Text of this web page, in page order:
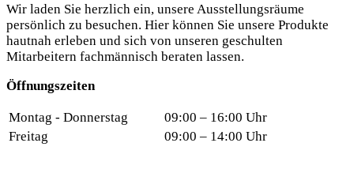
Wir laden Sie herzlich ein, unsere Ausstellungsräume
persönlich zu besuchen. Hier können Sie unsere Produkte
hautnah erleben und sich von unseren geschulten
Mitarbeitern fachmännisch beraten lassen.
Öffnungszeiten
Montag - Donnerstag
09:00 – 16:00 Uhr
Freitag
09:00 – 14:00 Uhr